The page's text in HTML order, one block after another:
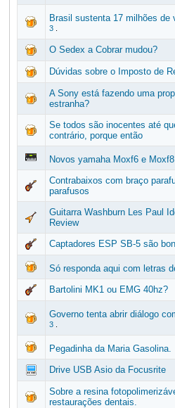
Brasil sustenta 17 milhões de
3.
O Sedex a Cobrar mudou?
Dúvidas sobre o Imposto de
A Sony está fazendo uma
estranha?
Se todos são inocentes até
contrário, porque então
Novos yamaha Moxf6 e Moxf8
Contrabaixos com braço
parafusos
Guitarra Washburn Les Paul
Review
Captadores ESP SB-5 são
Só responda aqui com letras
Bartolini MK1 ou EMG 40hz?
Governo tenta abrir diálogo
3.
Pegadinha da Maria Gasolina.
Drive USB Asio da Focusrite
Sobre a resina
restaurações dentais.